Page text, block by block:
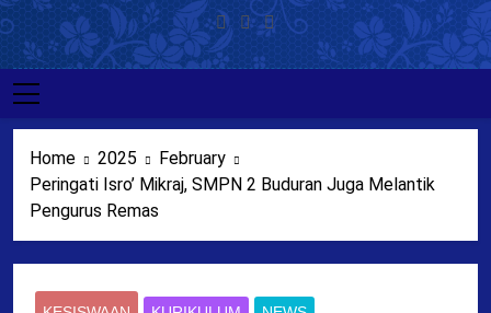
Home 2025
February
Peringati Isro’ Mikraj, SMPN 2 Buduran Juga Melantik
Pengurus Remas